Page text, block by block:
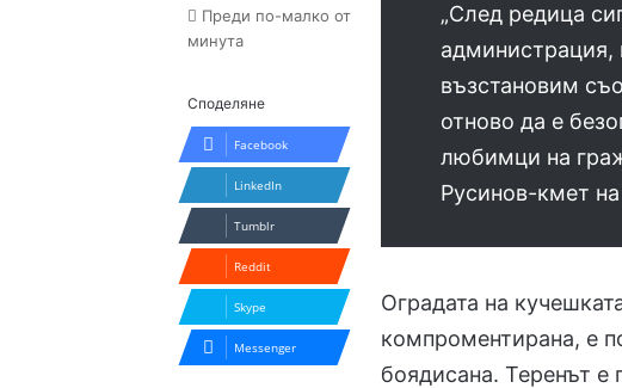
„След редица
администрация,
възстановим
отново да е
любимци на
Русинов-кмет на
Оградата на
компроментирана, е
боядисана. Теренът е
Преди по-малко от
минута
Споделяне
Facebook
LinkedIn
Tumblr
Reddit
Skype
Messenger